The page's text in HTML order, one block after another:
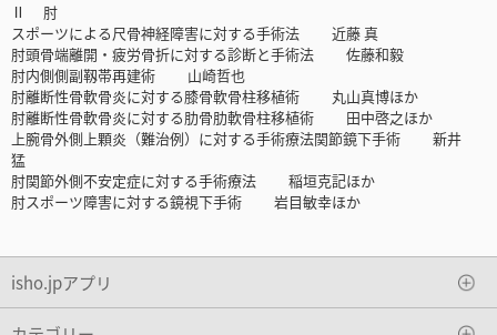
Ⅱ 肘
スポーツによる尺骨神経障害に対する手術法 近藤 真
肘頭骨端離開・疲労骨折に対する診断と手術法 佐藤和毅
肘内側側副靱帯再建術 山崎哲也
肘離断性骨軟骨炎に対する膝骨軟骨柱移植術 丸山真博ほか
肘離断性骨軟骨炎に対する肋骨肋軟骨柱移植術 田中啓之ほか
上腕骨外側上顆炎（難治例）に対する手術療法関節鏡下手術 新井
猛
肘関節外側不安定症に対する手術療法 稲垣克記ほか
肘スポーツ障害に対する鏡視下手術 岩目敏幸ほか
isho.jpアプリ